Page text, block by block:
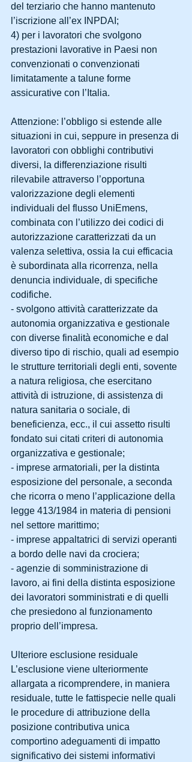
del terziario che hanno mantenuto
l’iscrizione all’ex INPDAI;
4) per i lavoratori che svolgono
prestazioni lavorative in Paesi non
convenzionati o convenzionati
limitatamente a talune forme
assicurative con l’Italia.
Attenzione: l’obbligo si estende alle
situazioni in cui, seppure in presenza di
lavoratori con obblighi contributivi
diversi, la differenziazione risulti
rilevabile attraverso l’opportuna
valorizzazione degli elementi
individuali del flusso UniEmens,
combinata con l’utilizzo dei codici di
autorizzazione caratterizzati da un
valenza selettiva, ossia la cui efficacia
è subordinata alla ricorrenza, nella
denuncia individuale, di specifiche
codifiche.
- svolgono attività caratterizzate da
autonomia organizzativa e gestionale
con diverse finalità economiche e dal
diverso tipo di rischio, quali ad esempio
le strutture territoriali degli enti, sovente
a natura religiosa, che esercitano
attività di istruzione, di assistenza di
natura sanitaria o sociale, di
beneficienza, ecc., il cui assetto risulti
fondato sui citati criteri di autonomia
organizzativa e gestionale;
- imprese armatoriali, per la distinta
esposizione del personale, a seconda
che ricorra o meno l’applicazione della
legge 413/1984 in materia di pensioni
nel settore marittimo;
- imprese appaltatrici di servizi operanti
a bordo delle navi da crociera;
- agenzie di somministrazione di
lavoro, ai fini della distinta esposizione
dei lavoratori somministrati e di quelli
che presiedono al funzionamento
proprio dell’impresa.
Ulteriore esclusione residuale
L’esclusione viene ulteriormente
allargata a ricomprendere, in maniera
residuale, tutte le fattispecie nelle quali
le procedure di attribuzione della
posizione contributiva unica
comportino adeguamenti di impatto
significativo dei sistemi informativi